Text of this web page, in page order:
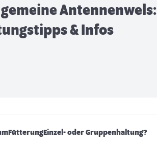
Antennenwels:
& Infos
FütterungEinzel- oder Gruppenhaltung?